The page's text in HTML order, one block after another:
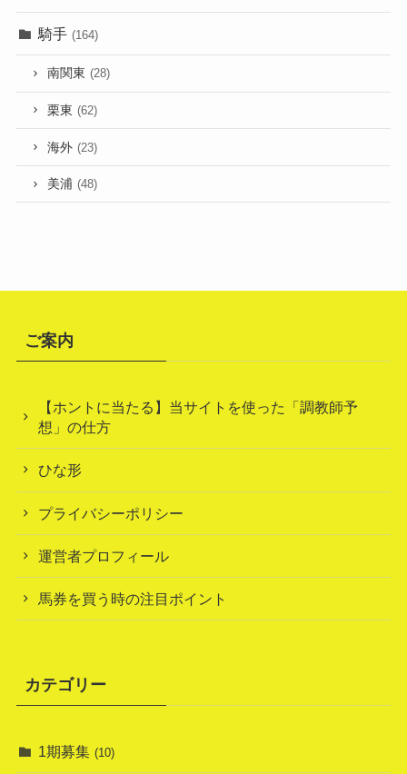
騎手 (164)
南関東 (28)
栗東 (62)
海外 (23)
美浦 (48)
ご案内
【ホントに当たる】当サイトを使った「調教師予
想」の仕方
ひな形
プライバシーポリシー
運営者プロフィール
馬券を買う時の注目ポイント
カテゴリー
1期募集 (10)